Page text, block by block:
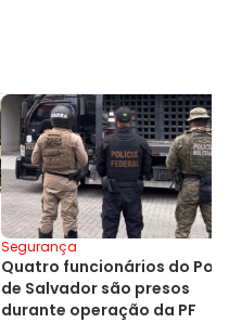
Segurança
Quatro funcionários do
de Salvador são presos
durante operação da PF